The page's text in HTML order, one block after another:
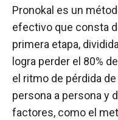
Pronokal es un
efectivo que consta
primera etapa,
logra perder el 80%
el ritmo de pérdida
persona a persona y
factores, como el